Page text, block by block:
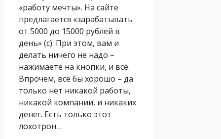
«работу мечты». На сайте
предлагается «зарабатывать
от 5000 до 15000 рублей в
день» (с). При этом, вам и
делать ничего не надо –
нажимаете на кнопки, и всё.
Впрочем, всё бы хорошо – да
только нет никакой работы,
никакой компании, и никаких
денег. Есть только этот
лохотрон…